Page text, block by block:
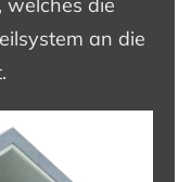
welches die
an die